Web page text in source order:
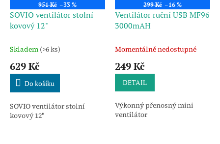
951 Kč –33 %
SOVIO ventilátor stolní
kovový 12"
Skladem (>6 ks)
629 Kč
Do košíku
SOVIO ventilátor stolní
kovový 12"
299 Kč –16 %
Ventilátor ruční USB MF96
3000mAH
Momentálně nedostupné
249 Kč
DETAIL
Výkonný přenosný mini
ventilátor